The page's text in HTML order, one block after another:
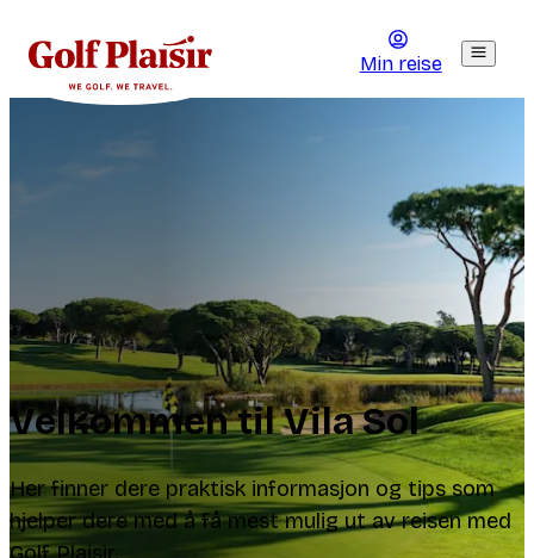
Min reise
Velkommen til Vila Sol
Her finner dere praktisk informasjon og tips som
hjelper dere med å få mest mulig ut av reisen med